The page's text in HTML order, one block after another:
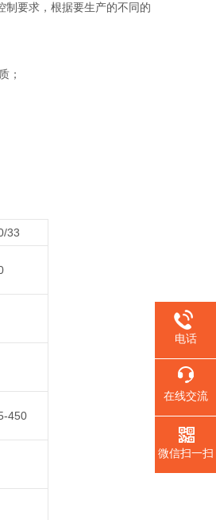
制要求，根据要生产的不同的
；
33
450
电话
在线交流
微信扫一扫